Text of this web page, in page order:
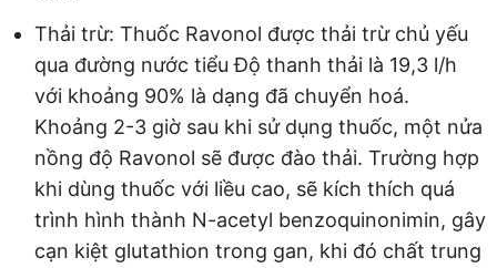
Thải trừ: Thuốc Ravonol được thải trừ chủ yếu
qua đường nước tiểu Độ thanh thải là 19,3 l/h
với khoảng 90% là dạng đã chuyển hoá.
Khoảng 2-3 giờ sau khi sử dụng thuốc, một nửa
nồng độ Ravonol sẽ được đào thải. Trường hợp
khi dùng thuốc với liều cao, sẽ kích thích quá
trình hình thành N-acetyl benzoquinonimin, gây
cạn kiệt glutathion trong gan, khi đó chất trung